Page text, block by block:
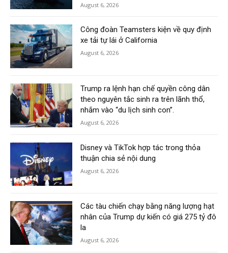
August 6, 2026
Công đoàn Teamsters kiện về quy định
xe tải tự lái ở California
August 6, 2026
Trump ra lệnh hạn chế quyền công dân
theo nguyên tắc sinh ra trên lãnh thổ,
nhắm vào “du lịch sinh con”.
August 6, 2026
Disney và TikTok hợp tác trong thỏa
thuận chia sẻ nội dung
August 6, 2026
Các tàu chiến chạy bằng năng lượng hạt
nhân của Trump dự kiến có giá 275 tỷ đô
la
August 6, 2026